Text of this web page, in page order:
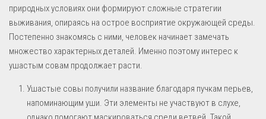
природных условиях они формируют сложные стратегии
выживания, опираясь на острое восприятие окружающей среды.
Постепенно знакомясь с ними, человек начинает замечать
множество характерных деталей. Именно поэтому интерес к
ушастым совам продолжает расти.
Ушастые совы получили название благодаря пучкам перьев,
напоминающим уши. Эти элементы не участвуют в слухе,